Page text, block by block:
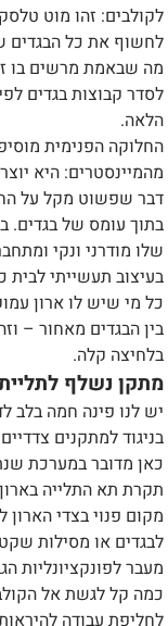
לקולבים: זהו מוט
לחשוף את כל הבגדים
מה שבאמת מרשים בו
לסדר קבוצות בגדים
הלאה.
החלוקה הפנימית
מהמיינסטרים: היא
דבר שפשוט מקל על
בתוך עומס של בגדים.
שלו מודרני ונקי
בעיצוב תעשייתי לבית
כל מי שיש לו ארון
בין הבגדים מאחור –
בלחיצה קלה.
מתקן נשלף לתליית
יש לנו פינה חמה בלב
בניגוד למתקנים
כאן מדובר במערכת
תקרת תא התלייה
מקום פנוי בצדי
לבגדים או מסילות
מעבר לפונקציונליות
כמה קל לגשת אל
לחליפת עבודה